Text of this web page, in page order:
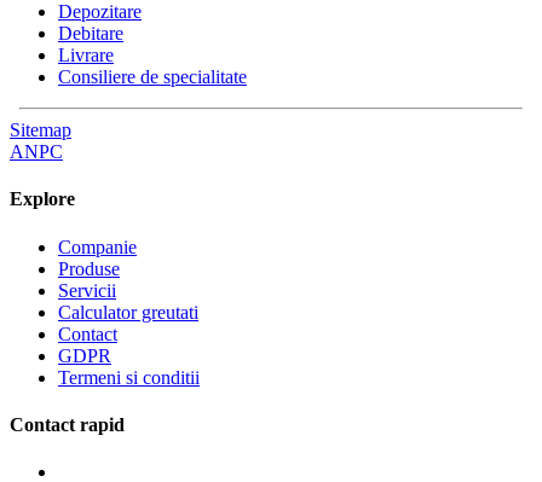
Depozitare
Debitare
Livrare
Consiliere de specialitate
Sitemap
ANPC
Explore
Companie
Produse
Servicii
Calculator greutati
Contact
GDPR
Termeni si conditii
Contact rapid